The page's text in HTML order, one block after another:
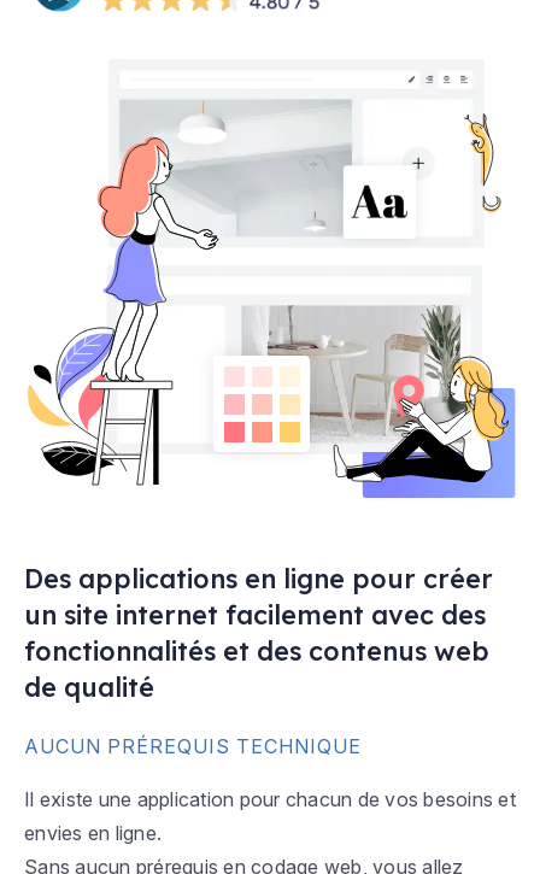
Des applications en ligne pour créer
un site internet facilement avec des
fonctionnalités et des contenus web
de qualité
AUCUN PRÉREQUIS TECHNIQUE
Il existe une application pour chacun de vos besoins et
envies en ligne.
Sans aucun prérequis en codage web, vous allez